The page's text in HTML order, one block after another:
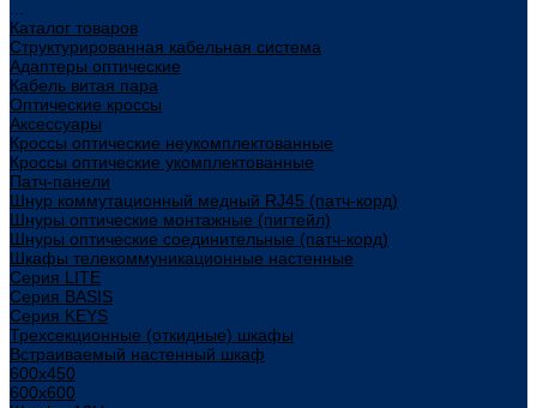
Каталог товаров
Структурированная кабельная система
Адаптеры оптические
Кабель витая пара
Оптические кроссы
Аксессуары
Кроссы оптические неукомплектованные
Кроссы оптические укомплектованные
Патч-панели
Шнур коммутационный медный RJ45 (патч-корд)
Шнуры оптические монтажные (пигтейл)
Шнуры оптические соединительные (патч-корд)
Шкафы телекоммуникационные настенные
Cерия LITE
Cерия BASIS
Cерия KEYS
Трехсекционные (откидные) шкафы
Встраиваемый настенный шкаф
600x450
600x600